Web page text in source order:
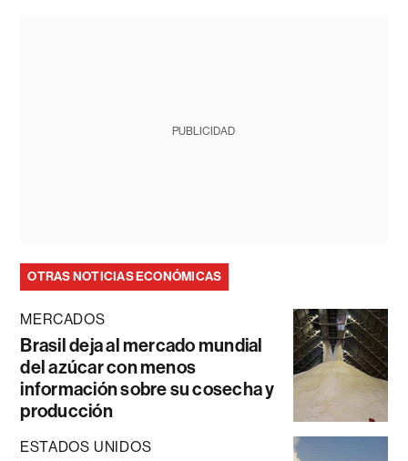
PUBLICIDAD
OTRAS NOTICIAS ECONÓMICAS
MERCADOS
Brasil deja al mercado mundial
del azúcar con menos
información sobre su cosecha y
producción
ESTADOS UNIDOS